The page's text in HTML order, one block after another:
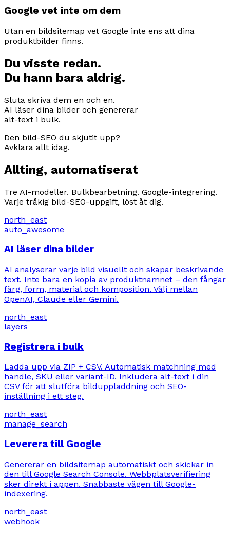
Google vet inte om dem
Utan en bildsitemap vet Google inte ens att dina
produktbilder finns.
Du visste redan.
Du hann bara aldrig.
Sluta skriva dem en och en.
AI läser dina bilder och genererar
alt-text i bulk.
Den bild-SEO du skjutit upp?
Avklara allt idag.
Allting, automatiserat
Tre AI-modeller. Bulkbearbetning. Google-integrering.
Varje tråkig bild-SEO-uppgift, löst åt dig.
north_east
auto_awesome
AI läser dina bilder
AI analyserar varje bild visuellt och skapar beskrivande
text. Inte bara en kopia av produktnamnet – den fångar
färg, form, material och komposition. Välj mellan
OpenAI, Claude eller Gemini.
north_east
layers
Registrera i bulk
Ladda upp via ZIP + CSV. Automatisk matchning med
handle, SKU eller variant-ID. Inkludera alt-text i din
CSV för att slutföra bilduppladdning och SEO-
inställning i ett steg.
north_east
manage_search
Leverera till Google
Genererar en bildsitemap automatiskt och skickar in
den till Google Search Console. Webbplatsverifiering
sker direkt i appen. Snabbaste vägen till Google-
indexering.
north_east
webhook